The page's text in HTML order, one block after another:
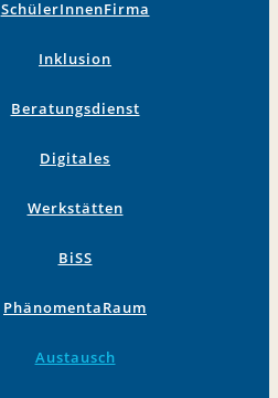
SchülerInnenFirma
Inklusion
Beratungsdienst
Digitales
Werkstätten
BiSS
PhänomentaRaum
Austausch